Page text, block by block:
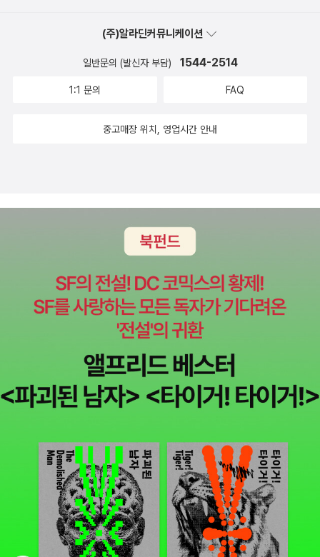
(주)알라딘커뮤니케이션
일반문의 (발신자 부담) 1544-2514
1:1 문의 FAQ
중고매장 위치, 영업시간 안내